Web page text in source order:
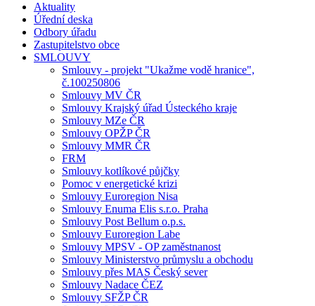
Aktuality
Úřední deska
Odbory úřadu
Zastupitelstvo obce
SMLOUVY
Smlouvy - projekt "Ukažme vodě hranice",
č.100250806
Smlouvy MV ČR
Smlouvy Krajský úřad Ústeckého kraje
Smlouvy MZe ČR
Smlouvy OPŽP ČR
Smlouvy MMR ČR
FRM
Smlouvy kotlíkové půjčky
Pomoc v energetické krizi
Smlouvy Euroregion Nisa
Smlouvy Enuma Elis s.r.o. Praha
Smlouvy Post Bellum o.p.s.
Smlouvy Euroregion Labe
Smlouvy MPSV - OP zaměstnanost
Smlouvy Ministerstvo průmyslu a obchodu
Smlouvy přes MAS Český sever
Smlouvy Nadace ČEZ
Smlouvy SFŽP ČR